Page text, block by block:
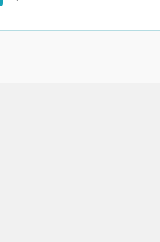
(Stephanos)]